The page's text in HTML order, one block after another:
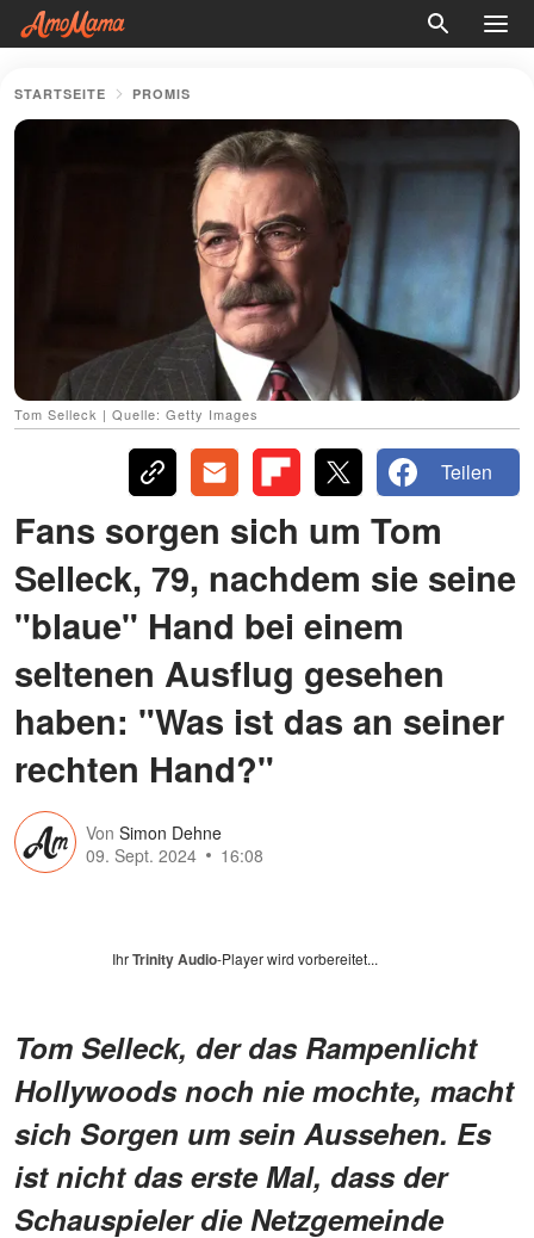
STARTSEITE PROMIS
Tom Selleck | Quelle: Getty Images
Teilen
Fans sorgen sich um Tom
Selleck, 79, nachdem sie seine
"blaue" Hand bei einem
seltenen Ausflug gesehen
haben: "Was ist das an seiner
rechten Hand?"
Von Simon Dehne
09. Sept. 2024
16:08
IhrTrinity Audio-Player wird vorbereitet...
Tom Selleck, der das Rampenlicht
Hollywoods noch nie mochte, macht
sich Sorgen um sein Aussehen. Es
ist nicht das erste Mal, dass der
Schauspieler die Netzgemeinde